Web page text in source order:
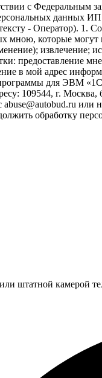
с
данных
- Оператор). 1.
которые
предоставление
в мой адрес
для ЭВМ
109544, г.
обработку
штатной камерой